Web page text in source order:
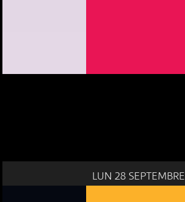
LUN 28 SEPTEMBRE